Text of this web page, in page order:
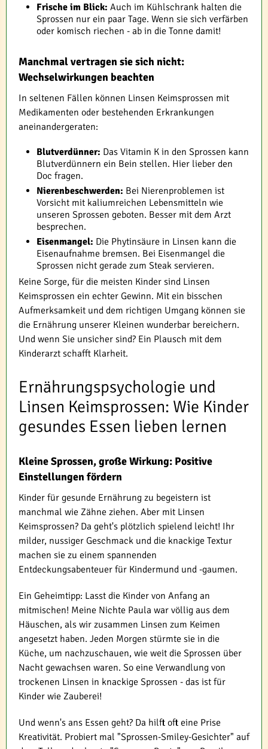
Frische im Blick: Auch im Kühlschrank halten die
Sprossen nur ein paar Tage. Wenn sie sich verfärben
oder komisch riechen - ab in die Tonne damit!
Manchmal vertragen sie sich nicht:
Wechselwirkungen beachten
In seltenen Fällen können Linsen Keimsprossen mit
Medikamenten oder bestehenden Erkrankungen
aneinandergeraten:
Blutverdünner: Das Vitamin K in den Sprossen kann
Blutverdünnern ein Bein stellen. Hier lieber den
Doc fragen.
Nierenbeschwerden: Bei Nierenproblemen ist
Vorsicht mit kaliumreichen Lebensmitteln wie
unseren Sprossen geboten. Besser mit dem Arzt
besprechen.
Eisenmangel: Die Phytinsäure in Linsen kann die
Eisenaufnahme bremsen. Bei Eisenmangel die
Sprossen nicht gerade zum Steak servieren.
Keine Sorge, für die meisten Kinder sind Linsen
Keimsprossen ein echter Gewinn. Mit ein bisschen
Aufmerksamkeit und dem richtigen Umgang können sie
die Ernährung unserer Kleinen wunderbar bereichern.
Und wenn Sie unsicher sind? Ein Plausch mit dem
Kinderarzt schafft Klarheit.
Ernährungspsychologie und
Linsen Keimsprossen: Wie Kinder
gesundes Essen lieben lernen
Kleine Sprossen, große Wirkung: Positive
Einstellungen fördern
Kinder für gesunde Ernährung zu begeistern ist
manchmal wie Zähne ziehen. Aber mit Linsen
Keimsprossen? Da geht's plötzlich spielend leicht! Ihr
milder, nussiger Geschmack und die knackige Textur
machen sie zu einem spannenden
Entdeckungsabenteuer für Kindermund und -gaumen.
Ein Geheimtipp: Lasst die Kinder von Anfang an
mitmischen! Meine Nichte Paula war völlig aus dem
Häuschen, als wir zusammen Linsen zum Keimen
angesetzt haben. Jeden Morgen stürmte sie in die
Küche, um nachzuschauen, wie weit die Sprossen über
Nacht gewachsen waren. So eine Verwandlung von
trockenen Linsen in knackige Sprossen - das ist für
Kinder wie Zauberei!
Und wenn's ans Essen geht? Da hilft oft eine Prise
Kreativität. Probiert mal "Sprossen-Smiley-Gesichter" auf